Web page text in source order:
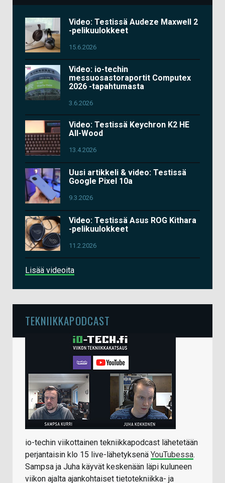
Video: Testissä Audeze Maxwell 2
-pelikuulokkeet
15.6.2026
Video: io-techin
messuosastoraportit Computex
2026 -tapahtumasta
3.6.2026
Video: Testissä Keychron K2 HE
All-Wood
13.4.2026
Uusi artikkeli & video: Testissä
Google Pixel 10a
9.3.2026
Video: Testissä Asus ROG Kithara
-pelikuulokkeet
11.2.2026
Lisää videoita
TEKNIIKKAPODCAST
io-techin viikottainen tekniikkapodcast lähetetään
perjantaisin klo 15 live-lähetyksenä YouTubessa.
Sampsa ja Juha käyvät keskenään läpi kuluneen
viikon ajalta ajankohtaiset tietotekniikka- ja